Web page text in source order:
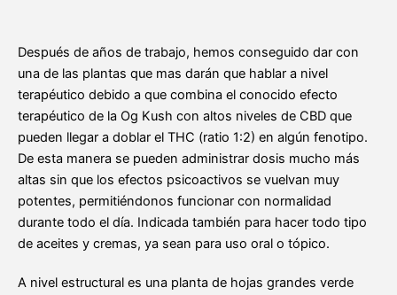
Después de años de trabajo, hemos conseguido dar con
una de las plantas que mas darán que hablar a nivel
terapéutico debido a que combina el conocido efecto
terapéutico de la Og Kush con altos niveles de CBD que
pueden llegar a doblar el THC (ratio 1:2) en algún fenotipo.
De esta manera se pueden administrar dosis mucho más
altas sin que los efectos psicoactivos se vuelvan muy
potentes, permitiéndonos funcionar con normalidad
durante todo el día. Indicada también para hacer todo tipo
de aceites y cremas, ya sean para uso oral o tópico.
A nivel estructural es una planta de hojas grandes verde